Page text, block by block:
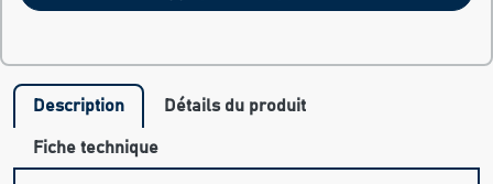
Description Détails du produit
Fiche technique